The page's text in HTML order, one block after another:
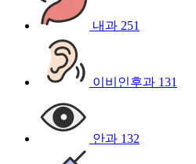
내과 251
이비인후과 131
안과 132